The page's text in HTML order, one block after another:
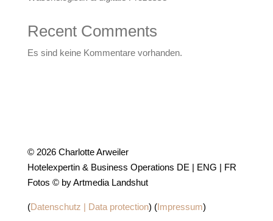
Recent Comments
Es sind keine Kommentare vorhanden.
© 2026 Charlotte Arweiler
Hotelexpertin & Business Operations DE | ENG | FR
Fotos © by Artmedia Landshut
(Datenschutz | Data protection) (Impressum)